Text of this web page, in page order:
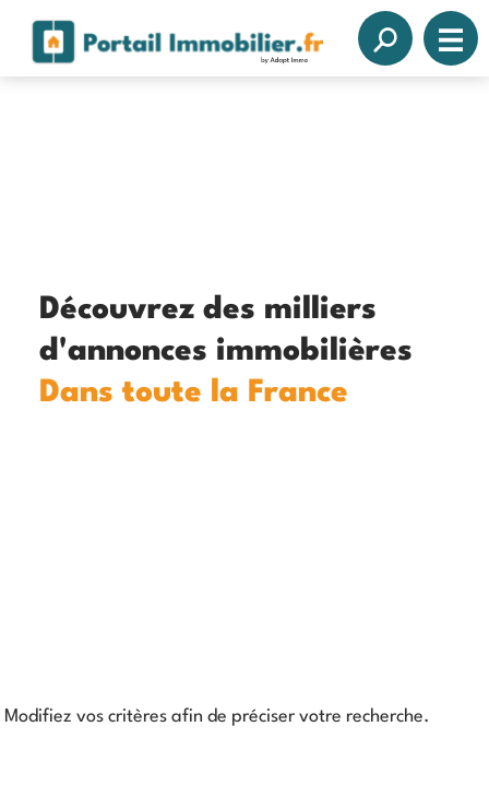
Découvrez des milliers
d'annonces immobilières
Dans toute la France
Modifiez vos critères afin de préciser votre recherche.